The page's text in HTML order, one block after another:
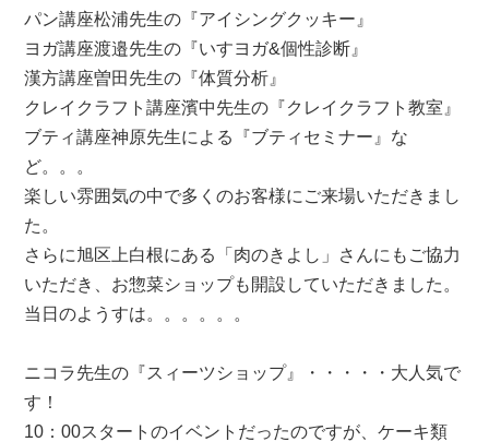
パン講座松浦先生の『アイシングクッキー』
ヨガ講座渡邉先生の『いすヨガ&個性診断』
漢方講座曽田先生の『体質分析』
クレイクラフト講座濱中先生の『クレイクラフト教室』
ブティ講座神原先生による『ブティセミナー』な
ど。。。
楽しい雰囲気の中で多くのお客様にご来場いただきまし
た。
さらに旭区上白根にある「肉のきよし」さんにもご協力
いただき、お惣菜ショップも開設していただきました。
当日のようすは。。。。。。
ニコラ先生の『スィーツショップ』・・・・・大人気で
す！
10：00スタートのイベントだったのですが、ケーキ類